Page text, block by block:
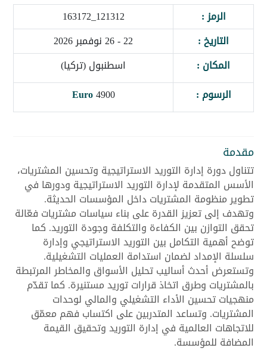
الرمز :
121312_163172
التاريخ :
22 - 26 نوفمبر 2026
المكان :
اسطنبول (تركيا)
الرسوم :
4900
Euro
مقدمة
تتناول دورة إدارة التوريد الاستراتيجية وتحسين المشتريات،
الأسس المتقدمة لإدارة التوريد الاستراتيجية ودورها في
تطوير منظومة المشتريات داخل المؤسسات الحديثة.
وتهدف إلى تعزيز القدرة على بناء سياسات مشتريات فعّالة
تحقق التوازن بين الكفاءة والتكلفة وجودة التوريد. كما
توضح أهمية التكامل بين التوريد الاستراتيجي وإدارة
سلسلة الإمداد لضمان استدامة العمليات التشغيلية.
وتستعرض أحدث أساليب تحليل الأسواق والمخاطر المرتبطة
بالمشتريات وطرق اتخاذ قرارات توريد مستنيرة. كما تقدّم
منهجيات تحسين الأداء التشغيلي والمالي لوحدات
المشتريات. وتساعد المتدربين على اكتساب فهم معمّق
للاتجاهات العالمية في إدارة التوريد وتحقيق القيمة
المضافة للمؤسسة.